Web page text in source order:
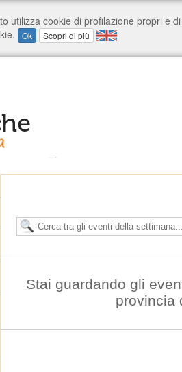
Stai guardando gli
provincia